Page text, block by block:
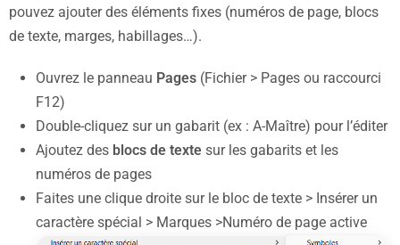
pouvez ajouter des éléments fixes (numéros de page, blocs
de texte, marges, habillages…).
Ouvrez le panneau Pages (Fichier > Pages ou raccourci
F12)
Double-cliquez sur un gabarit (ex : A-Maître) pour l’éditer
Ajoutez des blocs de texte sur les gabarits et les
numéros de pages
Faites une clique droite sur le bloc de texte > Insérer un
caractère spécial > Marques >Numéro de page active